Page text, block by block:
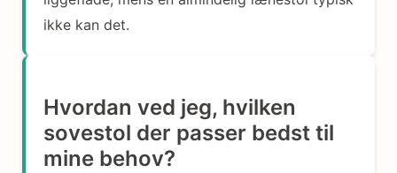
ikke kan det.
Hvordan ved jeg, hvilken
sovestol der passer bedst til
mine behov?